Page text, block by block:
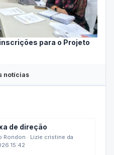
para o Projeto
notícias
de direção
Rondon · Lizie cristine da
15:42